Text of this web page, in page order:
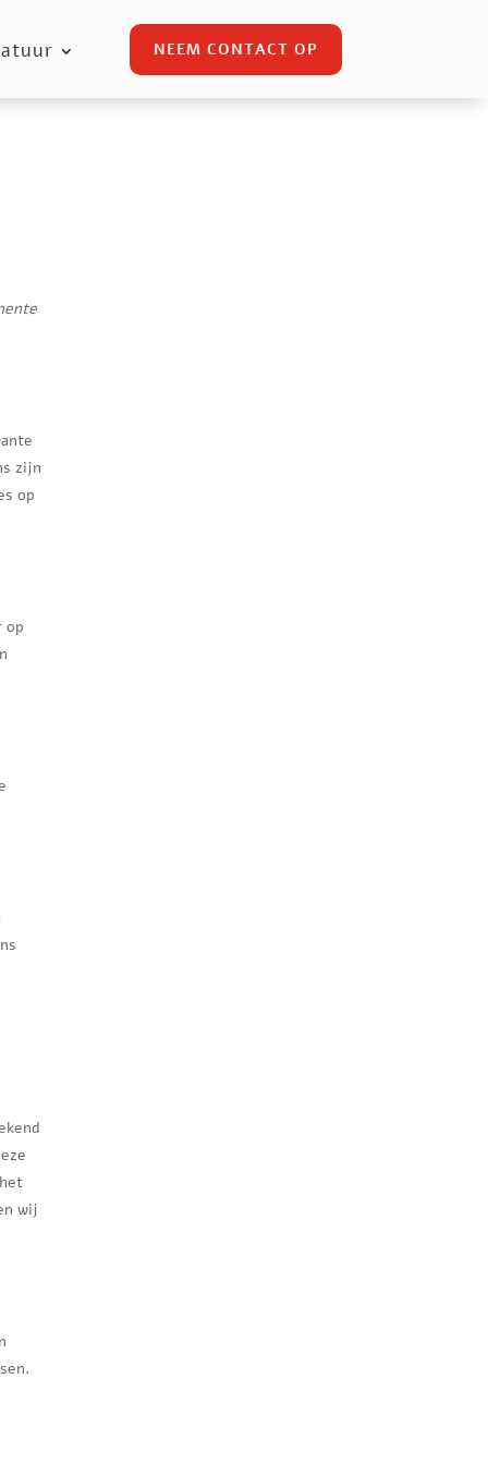
NEEM CONTACT OP
zijn
op
op
wij